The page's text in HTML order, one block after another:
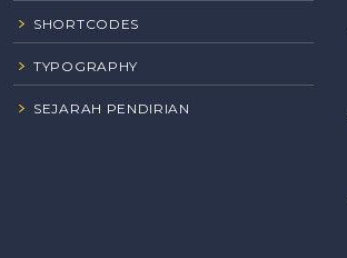
SHORTCODES
TYPOGRAPHY
SEJARAH PENDIRIAN